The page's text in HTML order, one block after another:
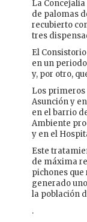
La
de palomas
recubierto
tres
El
en un
y, por otro,
Los primeros
Asunción y
en el barrio
Ambiente
y en el
Este
de máxima
pichones que
generado
la población
.